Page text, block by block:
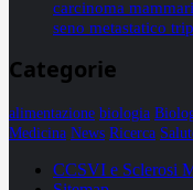
carcinoma
seno metastatico
Categorie
alimentazione biologia
Medicina News Ricerca
CCSVI e Sclerosi